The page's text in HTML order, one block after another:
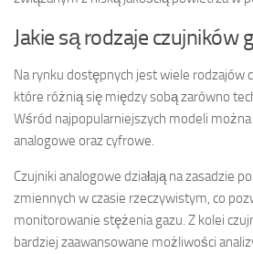
Jakie są rodzaje czujników
Na rynku dostępnych jest wiele rodzajów
które różnią się między sobą zarówno
Wśród najpopularniejszych modeli
analogowe oraz cyfrowe.
Czujniki analogowe działają na zasadzie
zmiennych w czasie rzeczywistym, co
monitorowanie stężenia gazu. Z kolei
bardziej zaawansowane możliwości